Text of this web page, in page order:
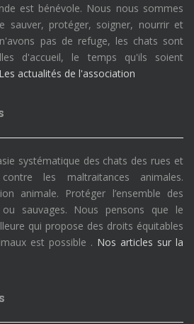
est bénévole. Nous nous sommes
sauver, protéger, soigner, nourrir et
pas de refuge, les chats sont
d'accueil, le temps qu'ils soient
Les actualités de l'association
systématique des chats des rues et
les maltraitances animales.
animale. Protéger l’ensemble des
ou sauvages. Nous pensons que le
qui propose des droits équitables
est possible . Nos articles sur la